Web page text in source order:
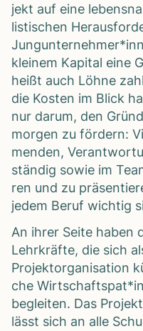
jekt auf eine
lis­ti­schen
klei­nem Kapi­tal eine
heißt auch Löhne
die Kos­ten im Blick
nur darum, den
mor­gen zu för­dern:
men­den,
stän­dig sowie im
ren und zu
jedem Beruf wich­tig
An ihrer Seite haben
Lehr­kräfte, die sich
Pro­jekt­orga­ni­sa­tion
che
beglei­ten. Das
lässt sich an alle